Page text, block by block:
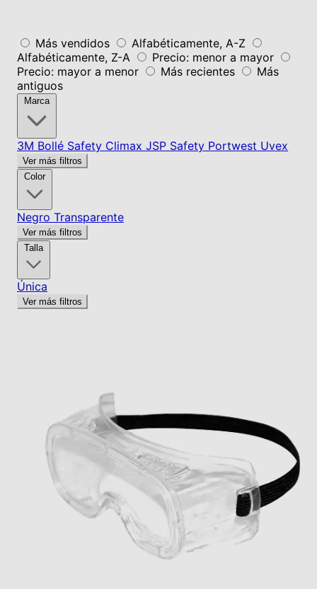
Más vendidos
Alfabéticamente, A-Z
Alfabéticamente, Z-A
Precio: menor a mayor
Precio: mayor a menor
Más recientes
Más
antiguos
Marca
3M Bollé Safety Climax JSP Safety Portwest Uvex
Ver más filtros
Color
Negro Transparente
Ver más filtros
Talla
Única
Ver más filtros